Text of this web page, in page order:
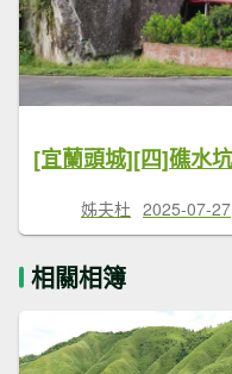
姊夫杜 2025-07-27
相關相簿